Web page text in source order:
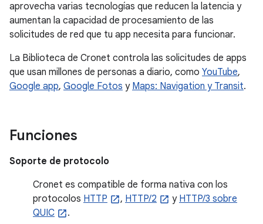
aprovecha varias tecnologías que reducen la latencia y
aumentan la capacidad de procesamiento de las
solicitudes de red que tu app necesita para funcionar.
La Biblioteca de Cronet controla las solicitudes de apps
que usan millones de personas a diario, como YouTube,
Google app, Google Fotos y Maps: Navigation y Transit.
Funciones
Soporte de protocolo
Cronet es compatible de forma nativa con los
protocolos HTTP , HTTP/2 y HTTP/3 sobre
QUIC
.